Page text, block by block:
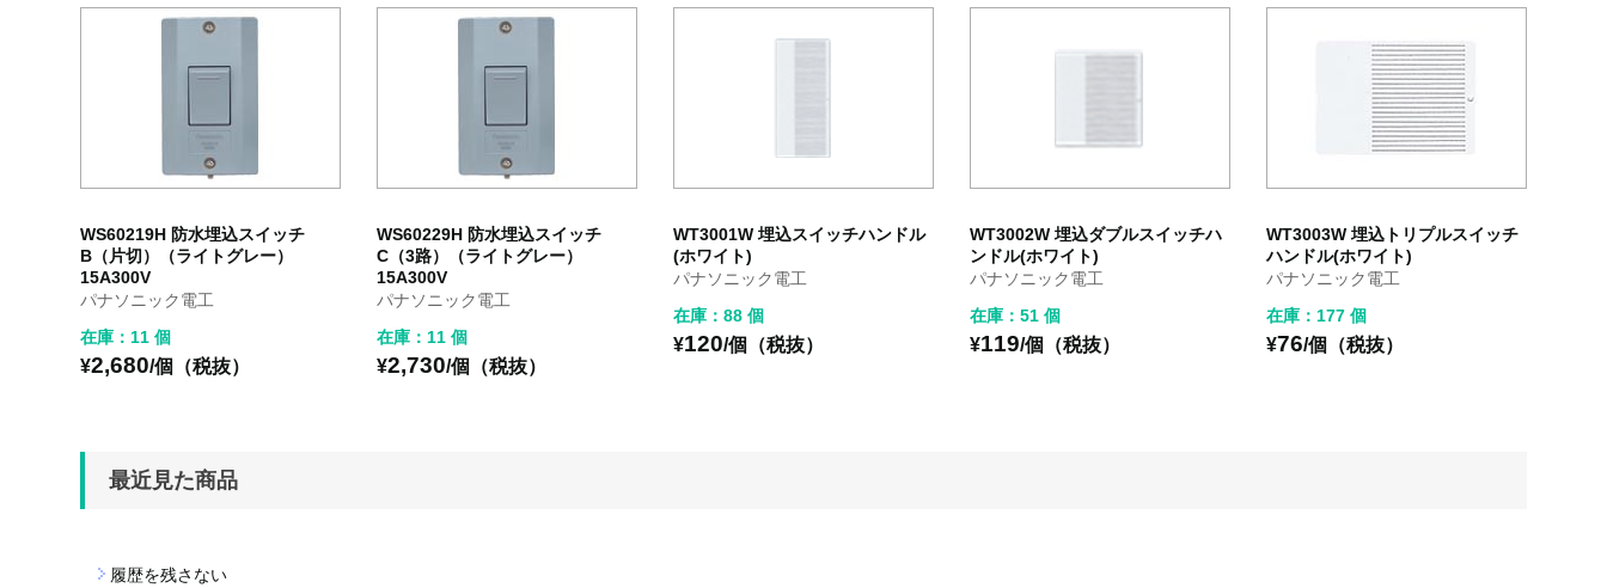
WS60219H 防水埋込スイッチ
B（片切）（ライトグレー）
15A300V
パナソニック電工
在庫：11 個
¥2,680/個（税抜）
WS60229H 防水埋込スイッチ
C（3路）（ライトグレー）
15A300V
パナソニック電工
在庫：11 個
¥2,730/個（税抜）
WT3001W 埋込スイッチハンドル
(ホワイト)
パナソニック電工
在庫：88 個
¥120/個（税抜）
WT3002W 埋込ダブルスイッチハ
ンドル(ホワイト)
パナソニック電工
在庫：51 個
¥119/個（税抜）
WT3003W 埋込トリプルスイッチ
ハンドル(ホワイト)
パナソニック電工
在庫：177 個
¥76/個（税抜）
最近見た商品
履歴を残さない